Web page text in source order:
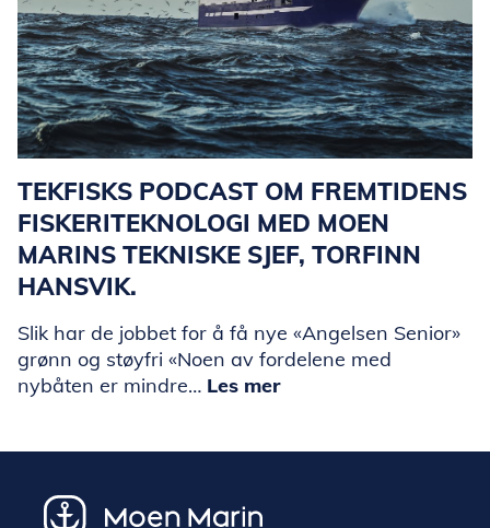
TEKFISKS PODCAST OM FREMTIDENS
FISKERITEKNOLOGI MED MOEN
MARINS TEKNISKE SJEF, TORFINN
HANSVIK.
Slik har de jobbet for å få nye «Angelsen Senior»
grønn og støyfri «Noen av fordelene med
nybåten er mindre… Les mer